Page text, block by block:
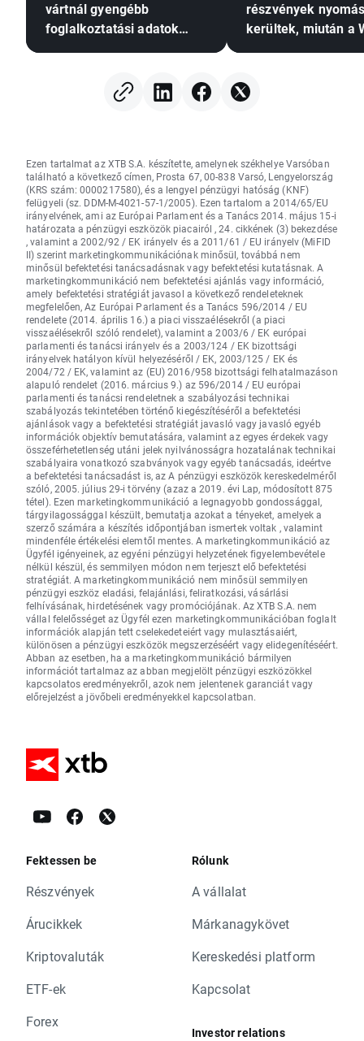
vártnál gyengébb
foglalkoztatási adatok
kamatemelésre?
részvények
kerültek, miután a
került sor; a
stagnálnak
Ezen tartalmat az XTB S.A. készítette, amelynek székhelye Varsóban
található a következő címen, Prosta 67, 00-838 Varsó, Lengyelország
(KRS szám: 0000217580), és a lengyel pénzügyi hatóság (KNF)
felügyeli (sz. DDM-M-4021-57-1/2005). Ezen tartalom a 2014/65/EU
irányelvének, ami az Európai Parlament és a Tanács 2014. május 15-i
határozata a pénzügyi eszközök piacairól , 24. cikkének (3) bekezdése
, valamint a 2002/92 / EK irányelv és a 2011/61 / EU irányelv (MiFID
II) szerint marketingkommunikációnak minősül, továbbá nem
minősül befektetési tanácsadásnak vagy befektetési kutatásnak. A
marketingkommunikáció nem befektetési ajánlás vagy információ,
amely befektetési stratégiát javasol a következő rendeleteknek
megfelelően, Az Európai Parlament és a Tanács 596/2014 / EU
rendelete (2014. április 16.) a piaci visszaélésekről (a piaci
visszaélésekről szóló rendelet), valamint a 2003/6 / EK európai
parlamenti és tanácsi irányelv és a 2003/124 / EK bizottsági
irányelvek hatályon kívül helyezéséről / EK, 2003/125 / EK és
2004/72 / EK, valamint az (EU) 2016/958 bizottsági felhatalmazáson
alapuló rendelet (2016. március 9.) az 596/2014 / EU európai
parlamenti és tanácsi rendeletnek a szabályozási technikai
szabályozás tekintetében történő kiegészítéséről a befektetési
ajánlások vagy a befektetési stratégiát javasló vagy javasló egyéb
információk objektív bemutatására, valamint az egyes érdekek vagy
összeférhetetlenség utáni jelek nyilvánosságra hozatalának technikai
szabályaira vonatkozó szabványok vagy egyéb tanácsadás, ideértve
a befektetési tanácsadást is, az A pénzügyi eszközök kereskedelméről
szóló, 2005. július 29-i törvény (azaz a 2019. évi Lap, módosított 875
tétel). Ezen marketingkommunikáció a legnagyobb gondossággal,
tárgyilagossággal készült, bemutatja azokat a tényeket, amelyek a
szerző számára a készítés időpontjában ismertek voltak , valamint
mindenféle értékelési elemtől mentes. A marketingkommunikáció az
Ügyfél igényeinek, az egyéni pénzügyi helyzetének figyelembevétele
nélkül készül, és semmilyen módon nem terjeszt elő befektetési
stratégiát. A marketingkommunikáció nem minősül semmilyen
pénzügyi eszköz eladási, felajánlási, feliratkozási, vásárlási
felhívásának, hirdetésének vagy promóciójának. Az XTB S.A. nem
vállal felelősséget az Ügyfél ezen marketingkommunikációban foglalt
információk alapján tett cselekedeteiért vagy mulasztásaiért,
különösen a pénzügyi eszközök megszerzéséért vagy elidegenítéséért.
Abban az esetben, ha a marketingkommunikáció bármilyen
információt tartalmaz az abban megjelölt pénzügyi eszközökkel
kapcsolatos eredményekről, azok nem jelentenek garanciát vagy
előrejelzést a jövőbeli eredményekkel kapcsolatban.
Fektessen be
Részvények
Árucikkek
Kriptovaluták
ETF-ek
Forex
Rólunk
A vállalat
Márkanagykövet
Kereskedési platform
Kapcsolat
Investor relations